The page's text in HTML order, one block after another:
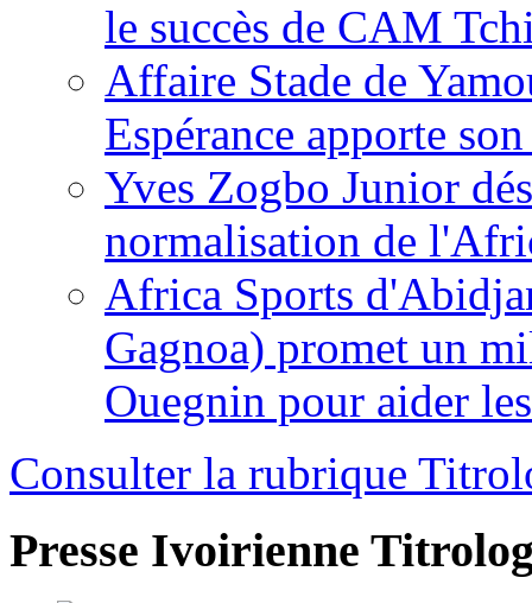
le succès de CAM
Affaire Stade de
Espérance apporte
Yves Zogbo Junior
normalisation de
Africa Sports
Gagnoa) promet un
Ouegnin pour aider
Consulter la rubrique
Presse Ivoirienne